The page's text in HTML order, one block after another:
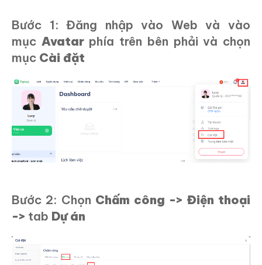
Bước 1: Đăng nhập vào Web và vào
mục Avatar phía trên bên phải và chọn
mục Cài đặt
Bước 2: Chọn Chấm công -> Điện thoại
-> tab Dự án